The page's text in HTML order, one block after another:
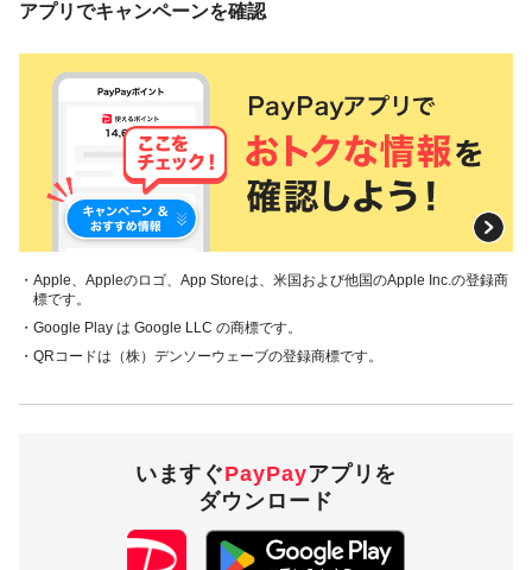
アプリでキャンペーンを確認
・Apple、Appleのロゴ、App Storeは、米国および他国のApple Inc.の登録商
標です。
・Google Play は Google LLC の商標です。
・QRコードは（株）デンソーウェーブの登録商標です。
いますぐPayPayアプリを
ダウンロード